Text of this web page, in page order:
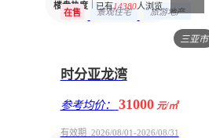
在售 景观住宅 旅游地产
楼盘热度 已有14380人浏览
三亚市
时分亚龙湾
参考均价： 31000 元/㎡
有效期 2026/08/01-2026/08/31